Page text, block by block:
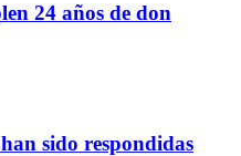
24 años de don
sido respondidas